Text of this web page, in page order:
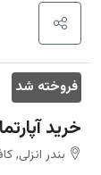
فروخته شد
خرید
بندر انزلی,